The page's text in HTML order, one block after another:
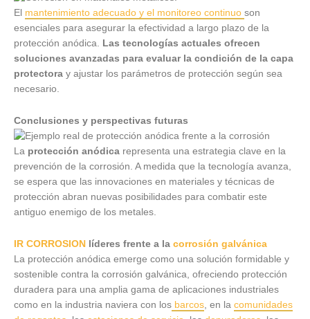
El mantenimiento adecuado y el monitoreo continuo son
esenciales para asegurar la efectividad a largo plazo de la
protección anódica. Las tecnologías actuales ofrecen
soluciones avanzadas para evaluar la condición de la capa
protectora y ajustar los parámetros de protección según sea
necesario.
Conclusiones y perspectivas futuras
La protección anódica representa una estrategia clave en la
prevención de la corrosión. A medida que la tecnología avanza,
se espera que las innovaciones en materiales y técnicas de
protección abran nuevas posibilidades para combatir este
antiguo enemigo de los metales.
IR CORROSION líderes frente a la corrosión galvánica
La protección anódica emerge como una solución formidable y
sostenible contra la corrosión galvánica, ofreciendo protección
duradera para una amplia gama de aplicaciones industriales
como en la industria naviera con los barcos, en la comunidades